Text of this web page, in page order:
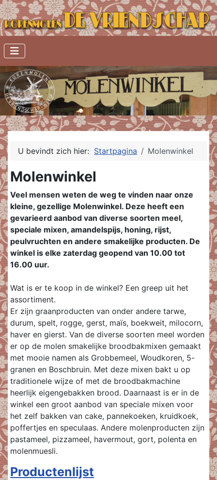
U bevindt zich hier: Startpagina Molenwinkel
Molenwinkel
Veel mensen weten de weg te vinden naar onze
kleine, gezellige Molenwinkel. Deze heeft een
gevarieerd aanbod van diverse soorten meel,
speciale mixen, amandelspijs, honing, rijst,
peulvruchten en andere smakelijke producten. De
winkel is elke zaterdag geopend van 10.00 tot
16.00 uur.
Wat is er te koop in de winkel? Een greep uit het
assortiment.
Er zijn graanproducten van onder andere tarwe,
durum, spelt, rogge, gerst, maïs, boekweit, milocorn,
haver en gierst. Van de diverse soorten meel worden
er op de molen smakelijke broodbakmixen gemaakt
met mooie namen als Grobbemeel, Woudkoren, 5-
granen en Boschbruin. Met deze mixen bakt u op
traditionele wijze of met de broodbakmachine
heerlijk eigengebakken brood. Daarnaast is er in de
winkel een groot aanbod van speciale mixen voor
het zelf bakken van cake, pannekoeken, kruidkoek,
poffertjes en speculaas. Andere molenproducten zijn
pastameel, pizzameel, havermout, gort, polenta en
molenmuesli.
Productenlijst